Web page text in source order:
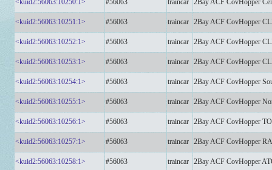
<kuid2:56063:10250:1> #56063 traincar 2Bay ACF CovHopper
<kuid2:56063:10251:1> #56063 traincar 2Bay ACF CovHopper
<kuid2:56063:10252:1> #56063 traincar 2Bay ACF CovHopper
<kuid2:56063:10253:1> #56063 traincar 2Bay ACF CovHopper
<kuid2:56063:10254:1> #56063 traincar 2Bay ACF CovHopper
<kuid2:56063:10255:1> #56063 traincar 2Bay ACF CovHopper
<kuid2:56063:10256:1> #56063 traincar 2Bay ACF CovHopper
<kuid2:56063:10257:1> #56063 traincar 2Bay ACF CovHopper
<kuid2:56063:10258:1> #56063 traincar 2Bay ACF CovHopper